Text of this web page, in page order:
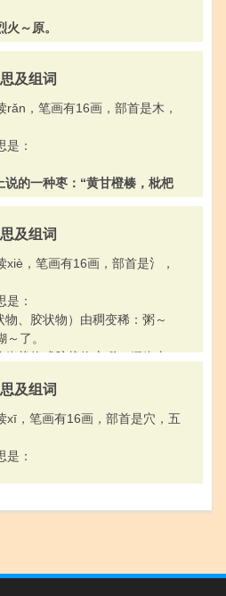
火～原。
烧死地上的害虫）。
（毛发等）：离火远点儿，别～
及组词
rǎn，笔画有16画，部首是木，
是：
说的一种枣：“黄甘橙楱，枇杷
ａ．古书上说的一种香草；ｂ．
的一种树。均亦称“撚支”。
及组词
xiè，笔画有16画，部首是氵，
是：
物、胶状物）由稠变稀：粥～
～了。
糊状物或胶状物变稀：糨糊太
Bóxiè），渤海的古称。
及组词
xī，笔画有16画，部首是穴，五
是：